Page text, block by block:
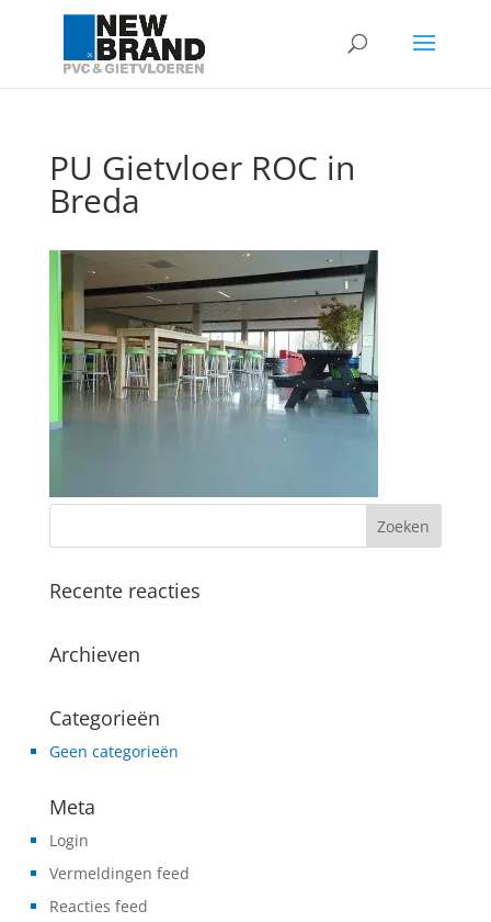
PU Gietvloer ROC in
Breda
Recente reacties
Archieven
Categorieën
Geen categorieën
Meta
Login
Vermeldingen feed
Reacties feed